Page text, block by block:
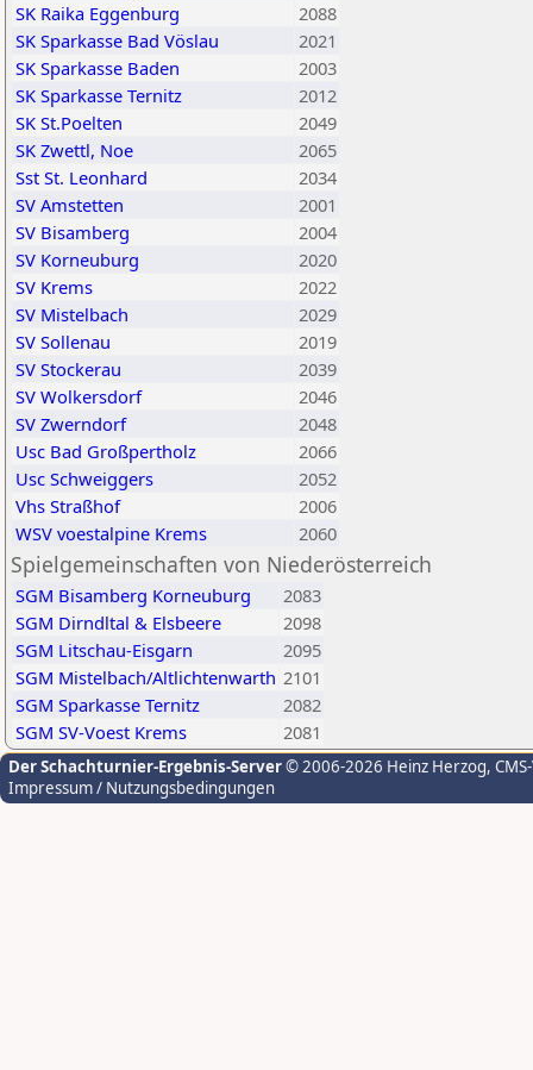
SK Raika Eggenburg
2088
SK Sparkasse Bad Vöslau
2021
SK Sparkasse Baden
2003
SK Sparkasse Ternitz
2012
SK St.Poelten
2049
SK Zwettl, Noe
2065
Sst St. Leonhard
2034
SV Amstetten
2001
SV Bisamberg
2004
SV Korneuburg
2020
SV Krems
2022
SV Mistelbach
2029
SV Sollenau
2019
SV Stockerau
2039
SV Wolkersdorf
2046
SV Zwerndorf
2048
Usc Bad Großpertholz
2066
Usc Schweiggers
2052
Vhs Straßhof
2006
WSV voestalpine Krems
2060
Spielgemeinschaften von Niederösterreich
SGM Bisamberg Korneuburg
2083
SGM Dirndltal & Elsbeere
2098
SGM Litschau-Eisgarn
2095
SGM Mistelbach/Altlichtenwarth 2101
SGM Sparkasse Ternitz
2082
SGM SV-Voest Krems
2081
Der Schachturnier-Ergebnis-Server© 2006-2026 Heinz Herzog,
Impressum / Nutzungsbedingungen